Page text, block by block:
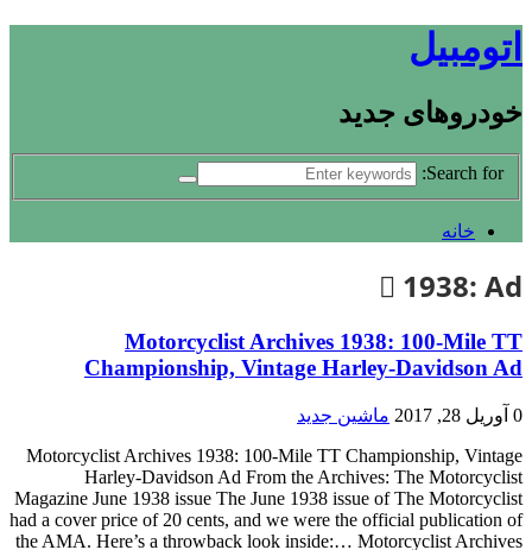
اتومبیل
خودروهای جدید
Search for:
خانه
1938: Ad
Motorcyclist Archives 1938: 100-Mile TT
Championship, Vintage Harley-Davidson Ad
0 آوریل 28, 2017
ماشین جدید
Motorcyclist Archives 1938: 100-Mile TT Championship, Vintage
Harley-Davidson Ad From the Archives: The Motorcyclist
Magazine June 1938 issue The June 1938 issue of The Motorcyclist
had a cover price of 20 cents, and we were the official publication of
the AMA. Here’s a throwback look inside:… Motorcyclist Archives